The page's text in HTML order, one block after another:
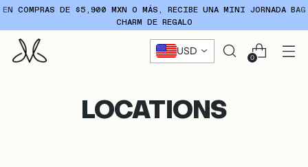
EN COMPRAS DE $5,900 MXN O MÁS, RECIBE UNA MINI JORNADA BAG
CHARM DE REGALO
USD
0
LOCATIONS